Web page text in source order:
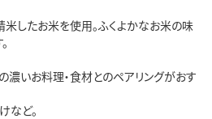
したお米を使用。ふくよかなお米の味
濃いお料理・食材とのペアリングがおす
など。